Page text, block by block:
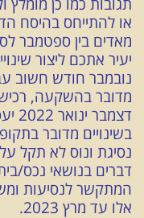
או להתייחס בהיסח
יעיר אתכם ליצור
נובמבר חודש חשוב
מדובר בהשקעה,
בשינויים מדובר
נסיגת ונוס לא תקל
דברים בנושאי נכס/
המתקשר לנסיעות
אלו עד מרץ 2023.